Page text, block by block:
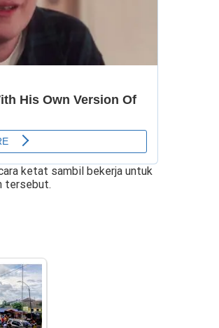
ketat sambil bekerja untuk
tersebut.